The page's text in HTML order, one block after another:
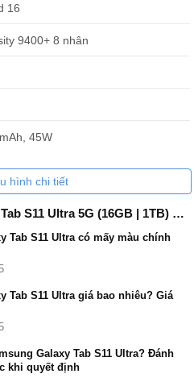
S11 Ultra 5G chính hãng
16
9400+ 8 nhân
45W
hình chi tiết
Tin tức về Samsung Galaxy Tab S11 Ultra 5G (16GB | 1TB) Chính Hãng
Tab S11 Ultra có mấy màu chính
Tab S11 Ultra giá bao nhiêu? Giá
Galaxy Tab S11 Ultra? Đánh
khi quyết định